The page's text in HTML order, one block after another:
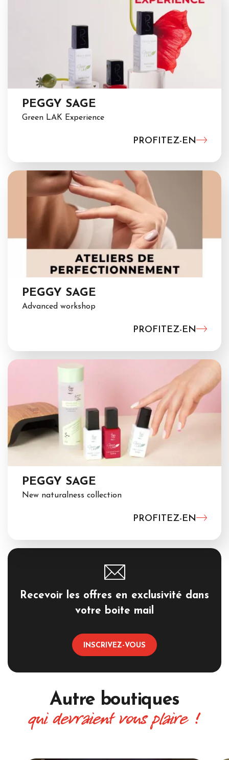
PEGGY SAGE
Green LAK Experience
PROFITEZ-EN
PEGGY SAGE
Advanced workshop
PROFITEZ-EN
PEGGY SAGE
New naturalness collection
PROFITEZ-EN
Recevoir les offres en exclusivité dans
votre boite mail
INSCRIVEZ-VOUS
Autre boutiques
qui devraient vous plaire !